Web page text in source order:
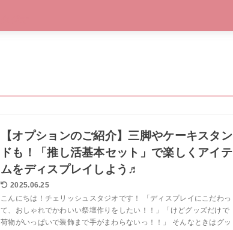
【オプションのご紹介】三脚やケーキスタン
ドも！「推し活基本セット」で楽しくアイテ
ムをディスプレイしよう♬
2025.06.25
こんにちは！チェリッシュスタジオです！ 「ディスプレイにこだわっ
て、おしゃれでかわいい祭壇作りをしたい！！」「けどグッズだけで
荷物がいっぱいで装飾まで手がまわらないっ！！」 そんなときはグッ